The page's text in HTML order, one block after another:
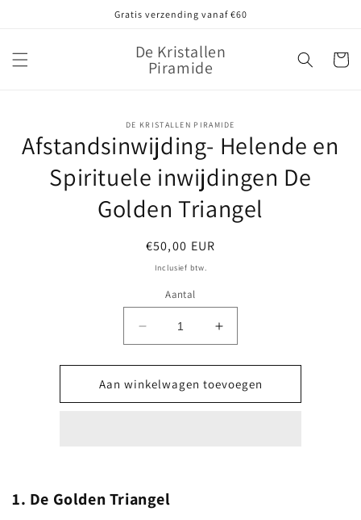
Gratis verzending vanaf €60
De Kristallen
Piramide
DE KRISTALLEN PIRAMIDE
Afstandsinwijding- Helende en
Spirituele inwijdingen De
Golden Triangel
Normale
prijs
€50,00 EUR
Inclusief btw.
Aantal
Aantal
verlagen
voor
Afstandsinwijding-
Helende
Triangel
Aantal
verhogen
voor
Afstandsinwijding-
Helende
Aan winkelwagen toevoegen
1. De Golden Triangel